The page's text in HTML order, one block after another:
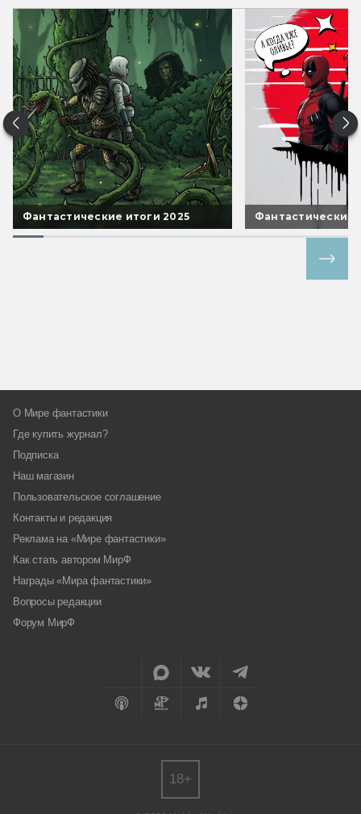
Фантастические итоги 2025 Фантастические
О Мире фантастики
Где купить журнал?
Подписка
Наш магазин
Пользовательское соглашение
Контакты и редакция
Реклама на «Мире фантастики»
Как стать автором МирФ
Награды «Мира фантастики»
Вопросы редакции
Форум МирФ
18+